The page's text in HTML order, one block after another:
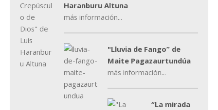
Haranburu Altuna
más información...
"Lluvia de Fango” de
Maite Pagazaurtundúa
más información...
“La mirada